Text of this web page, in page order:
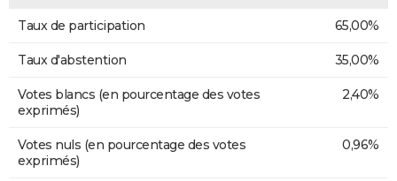
Taux de participation 65,00%
Taux d'abstention 35,00%
Votes blancs (en pourcentage des votes
exprimés)
2,40%
Votes nuls (en pourcentage des votes
exprimés)
0,96%